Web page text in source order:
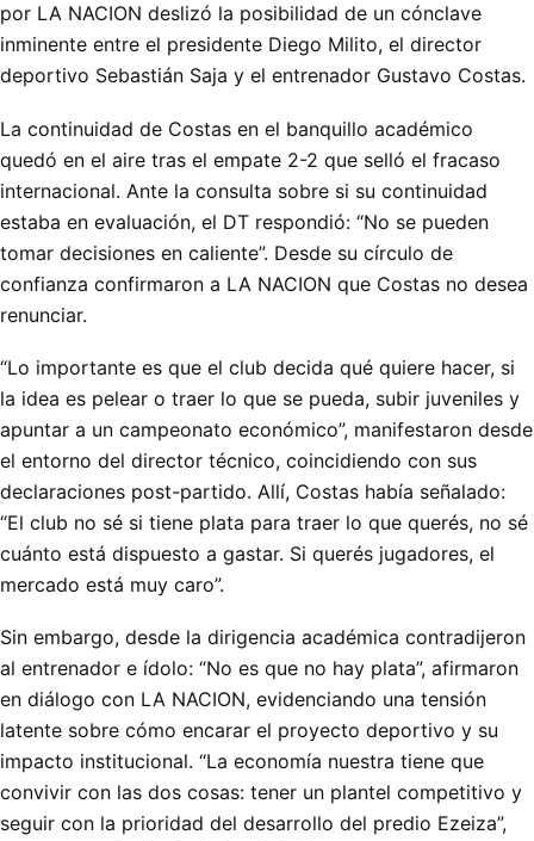
por LA NACION deslizó la posibilidad de un cónclave
inminente entre el presidente Diego Milito, el director
deportivo Sebastián Saja y el entrenador Gustavo Costas.
La continuidad de Costas en el banquillo académico
quedó en el aire tras el empate 2-2 que selló el fracaso
internacional. Ante la consulta sobre si su continuidad
estaba en evaluación, el DT respondió: “No se pueden
tomar decisiones en caliente”. Desde su círculo de
confianza confirmaron a LA NACION que Costas no desea
renunciar.
“Lo importante es que el club decida qué quiere hacer, si
la idea es pelear o traer lo que se pueda, subir juveniles y
apuntar a un campeonato económico”, manifestaron desde
el entorno del director técnico, coincidiendo con sus
declaraciones post-partido. Allí, Costas había señalado:
“El club no sé si tiene plata para traer lo que querés, no sé
cuánto está dispuesto a gastar. Si querés jugadores, el
mercado está muy caro”.
Sin embargo, desde la dirigencia académica contradijeron
al entrenador e ídolo: “No es que no hay plata”, afirmaron
en diálogo con LA NACION, evidenciando una tensión
latente sobre cómo encarar el proyecto deportivo y su
impacto institucional. “La economía nuestra tiene que
convivir con las dos cosas: tener un plantel competitivo y
seguir con la prioridad del desarrollo del predio Ezeiza”,